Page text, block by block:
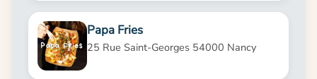
Papa Fries
25 Rue Saint-Georges 54000 Nancy